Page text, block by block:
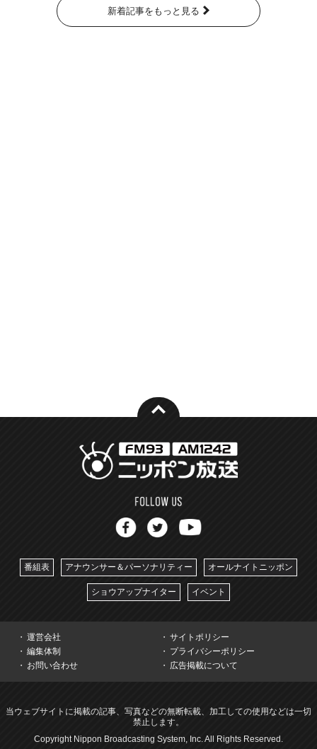
新着記事をもっと見る
番組表 アナウンサー＆パーソナリティー オールナイトニッポン
ショウアップナイター イベント
運営会社
サイトポリシー
編集体制
プライバシーポリシー
お問い合わせ
広告掲載について
当ウェブサイトに掲載の記事、写真などの無断転載、加工しての使用などは一切
禁止します。
Copyright Nippon Broadcasting System, Inc. All Rights Reserved.